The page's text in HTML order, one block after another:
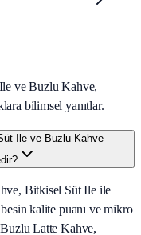
ve Buzlu Kahve,
bilimsel yanıtlar.
Ile ve Buzlu Kahve
Bitkisel Süt Ile ile
kalite puanı ve mikro
Buzlu Latte Kahve,